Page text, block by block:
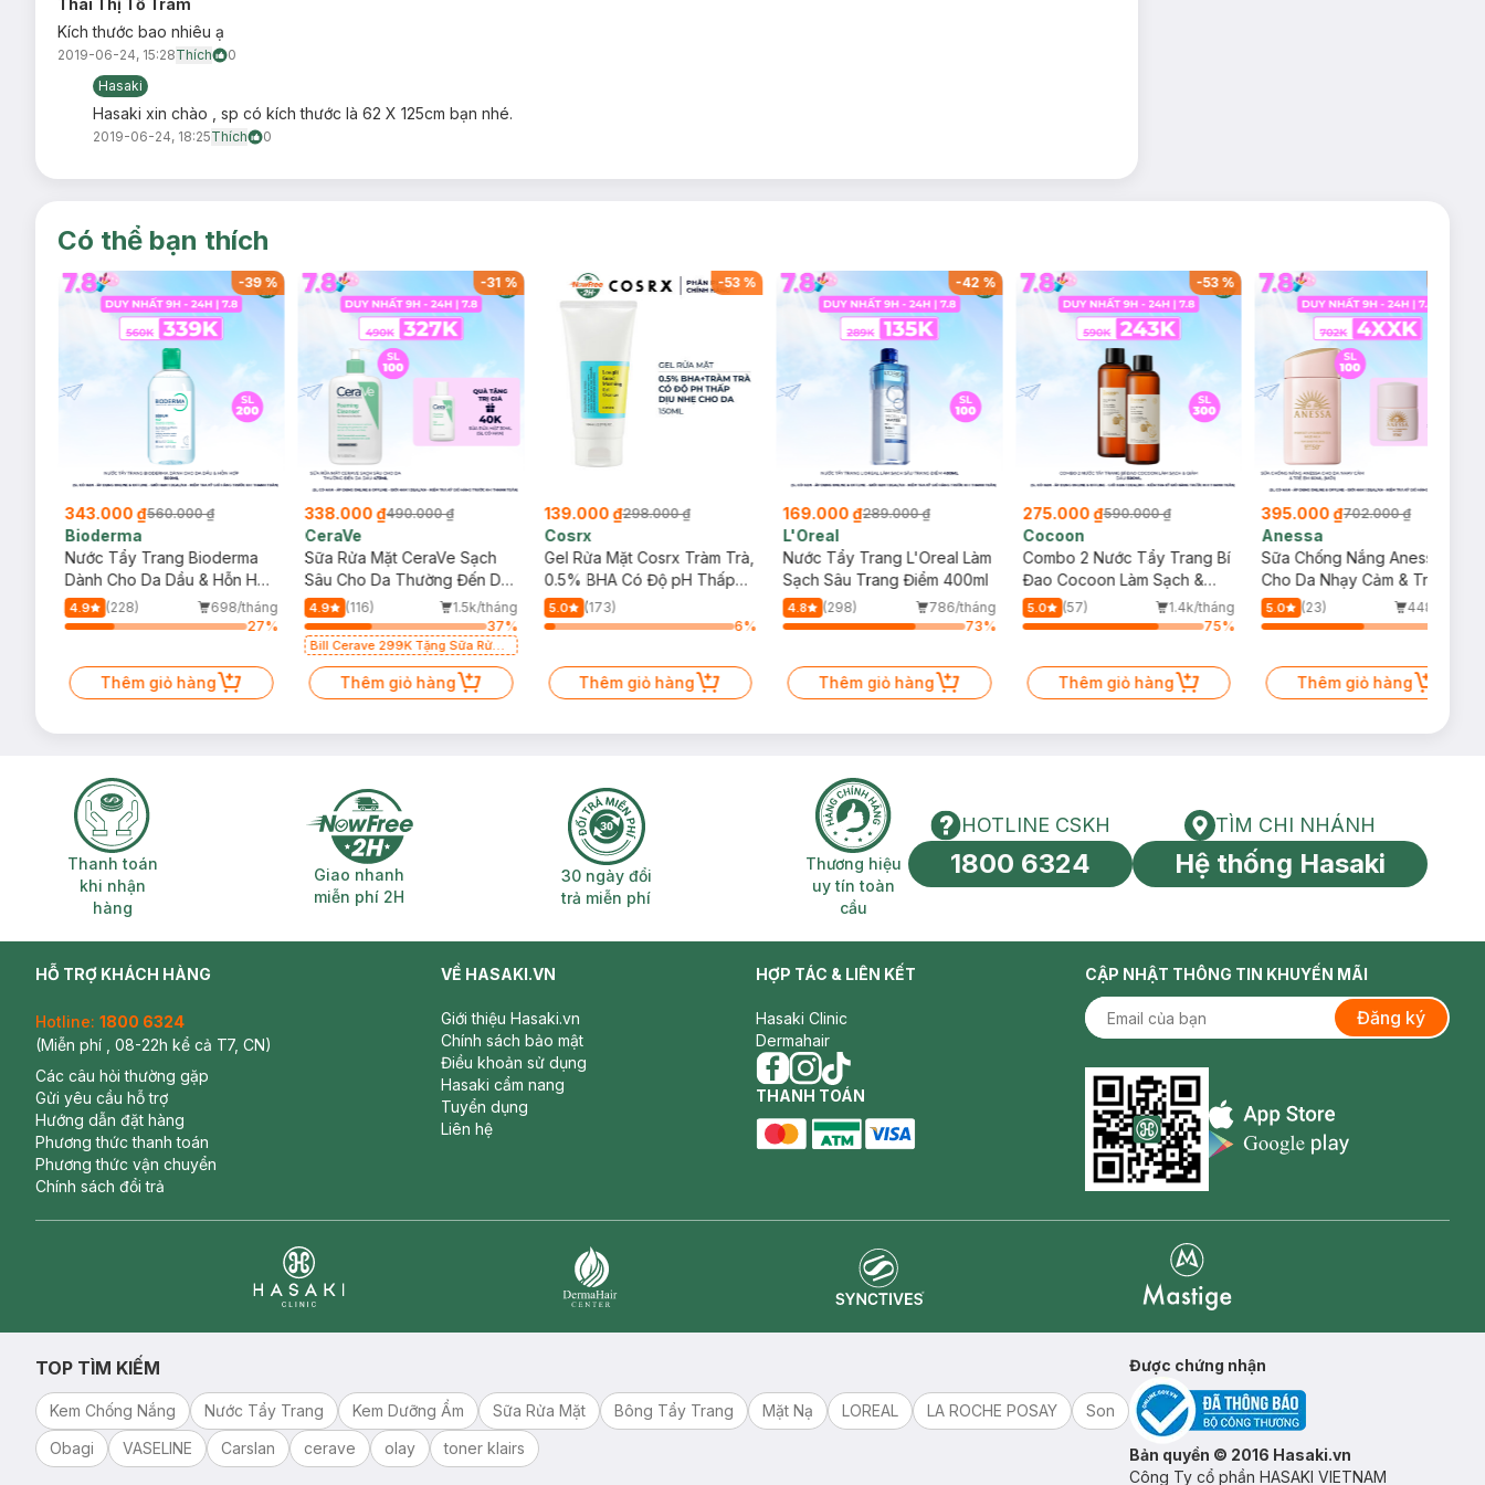
Bảo quản nơi khô ráo thoáng mát
- Chất liệu:Cotton
- Thương hiệu:Shavoren - Songwol
- Xuất xứ:Hàn Quốc
Kích thước bao nhiêu ạ
2019-06-24, 15:28Thích
0
Hasaki
Hasaki xin chào , sp có kích thước là 62 X 125cm bạn nhé.
2019-06-24, 18:25Thích 0
Có thể bạn thích
-39%
343.000 ₫560.000 ₫
Bioderma
Nước Tẩy Trang Bioderma
Dành Cho Da Dầu & Hỗn Hợp
500ml
4.9 (228)
698/tháng
27%
Thêm giỏ hàng
-31 %
338.000 ₫490.000 ₫
CeraVe
Sữa Rửa Mặt CeraVe Sạch
Sâu Cho Da Thường Đến Da
Dầu 473ml
4.9 (116)
1.5k/tháng
37%
Bill Cerave 299K Tặng Sữa Rửa
Mặt Cerave 30ml (SL có hạn)
Thêm giỏ hàng
-53%
139.000 ₫298.000 ₫
Cosrx
Gel Rửa Mặt Cosrx Tràm Trà,
0.5% BHA Có Độ pH Thấp
150ml
5.0
(173)
6%
Thêm giỏ hàng
-42 %
169.000 ₫289.000 ₫
L'Oreal
Nước Tẩy Trang L'Oreal Làm
Sạch Sâu Trang Điểm 400ml
4.8 (298)
786/tháng
73%
Thêm giỏ hàng
-53%
275.000 ₫590.000 ₫
Cocoon
Combo 2 Nước Tẩy Trang Bí
Đao Cocoon Làm Sạch &
Giảm Dầu 500ml
5.0 (57)
1.4k/tháng
75%
Thêm giỏ hàng
395.000 ₫702.000 ₫
Anessa
Sữa Chống Nắng Anessa
Cho Da Nhạy Cảm & Trẻ Em
60ml (Mới)
5.0 (23)
448/tháng
Thêm giỏ hàng
Thanh toán khi nhận hàng
Thanh toán
khi nhận
hàng
Giao nhanh miễn phí 2H
Giao nhanh
miễn phí 2H
30 ngày đổi trả miễn phí
30 ngày đổi
trả miễn phí
Thương hiệu uy tín toàn cầu
Thương hiệu
uy tín toàn
cầu
HOTLINE CSKH
HOTLINE CSKH
1800 6324
Tìm chi nhánh
TÌM CHI NHÁNH
Hệ thống Hasaki
HỖ TRỢ KHÁCH HÀNG
Hotline: 1800 6324
(Miễn phí , 08-22h kể cả T7, CN)
Các câu hỏi thường gặp
Gửi yêu cầu hỗ trợ
Hướng dẫn đặt hàng
Phương thức thanh toán
Phương thức vận chuyển
Chính sách đổi trả
VỀ HASAKI.VN
Giới thiệu Hasaki.vn
Chính sách bảo mật
Điều khoản sử dụng
Hasaki cẩm nang
Tuyển dụng
Liên hệ
HỢP TÁC & LIÊN KẾT
Hasaki Clinic
Dermahair
facebook
instagram
tiktok
THANH TOÁN
CẬP NHẬT THÔNG TIN KHUYẾN MÃI
Đăng ký
Appstore icon
TOP TÌM KIẾM
Kem Chống Nắng Nước Tẩy Trang Kem Dưỡng Ẩm Sữa Rửa Mặt Bông Tẩy Trang Mặt Nạ LOREAL LA ROCHE POSAY
Son
Obagi
VASELINE Carslan cerave olay toner klairs
Được chứng nhận
Bản quyền © 2016 Hasaki.vn
Công Ty cổ phần HASAKI VIETNAM